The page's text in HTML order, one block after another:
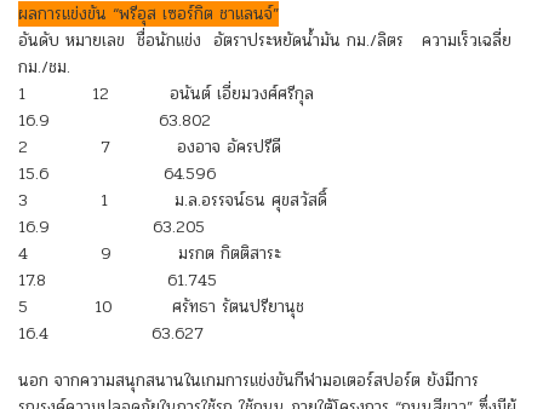
ผลการแข่งขัน “พรีอุส เซอร์กิต ชาแลนจ์”
อันดับ หมายเลข ชื่อนักแข่ง อัตราประหยัดน้ำมัน กม./ลิตร ความเร็วเฉลี่ย
กม./ชม.
1 12 อนันต์ เอี่ยมวงศ์ศรีกุล
16.9 63.802
2 7 องอาจ อัครปรีดี
15.6 64.596
3 1 ม.ล.อรรจน์ธน ศุขสวัสดิ์
16.9 63.205
4 9 มรกต กิตติสาระ
17.8 61.745
5 10 ศรัทธา รัตนปรียานุช
16.4 63.627
นอก จากความสนุกสนานในเกมการแข่งขันกีฬามอเตอร์สปอร์ต ยังมีการ